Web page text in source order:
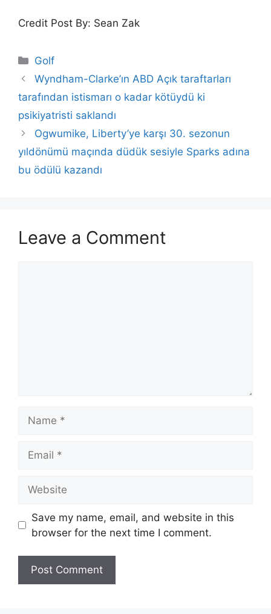
Credit Post By: Sean Zak
Categories
Golf
Wyndham-Clarke’ın ABD Açık taraftarları
tarafından istismarı o kadar kötüydü ki
psikiyatristi saklandı
Ogwumike, Liberty’ye karşı 30. sezonun
yıldönümü maçında düdük sesiyle Sparks adına
bu ödülü kazandı
Leave a Comment
Save my name, email, and website in this
browser for the next time I comment.